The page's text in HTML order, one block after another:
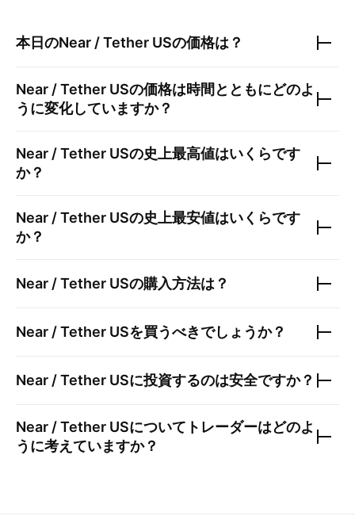
本日のNear / Tether USの価格は？
Near / Tether USの価格は時間とともにどのよ
うに変化していますか？
Near / Tether USの史上最高値はいくらです
か？
Near / Tether USの史上最安値はいくらです
か？
Near / Tether USの購入方法は？
Near / Tether USを買うべきでしょうか？
Near / Tether USに投資するのは安全ですか？
Near / Tether USについてトレーダーはどのよ
うに考えていますか？